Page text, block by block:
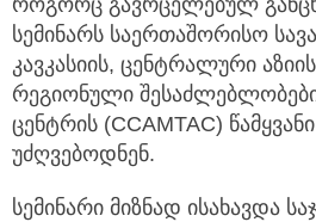
როგორც გავრცელებულ
სემინარს საერთაშორისო
კავკასიის, ცენტრალური
რეგიონული
ცენტრის (CCAMTAC)
უძღვებოდნენ.
სემინარი მიზნად ისახავდა